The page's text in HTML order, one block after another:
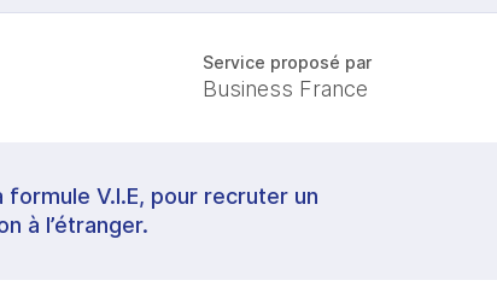
Service proposé par
Business France
V.I.E, pour recruter un
à l’étranger.